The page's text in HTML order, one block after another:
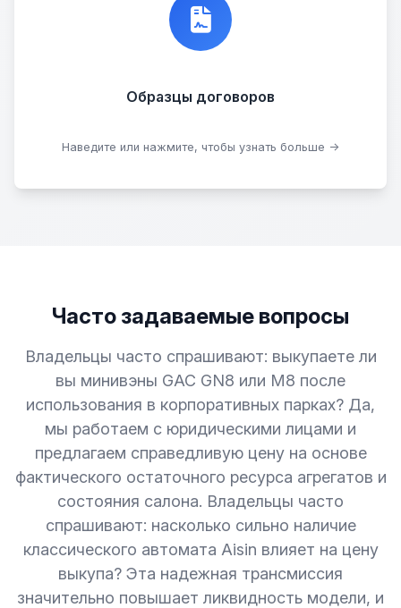
Образцы договоров
Наведите или нажмите, чтобы узнать больше →
Договор купли-продажи
Скачать образцы
Часто задаваемые вопросы
Владельцы часто спрашивают: выкупаете ли
вы минивэны GAC GN8 или M8 после
использования в корпоративных парках? Да,
мы работаем с юридическими лицами и
предлагаем справедливую цену на основе
фактического остаточного ресурса агрегатов и
состояния салона. Владельцы часто
спрашивают: насколько сильно наличие
классического автомата Aisin влияет на цену
выкупа? Эта надежная трансмиссия
значительно повышает ликвидность модели, и